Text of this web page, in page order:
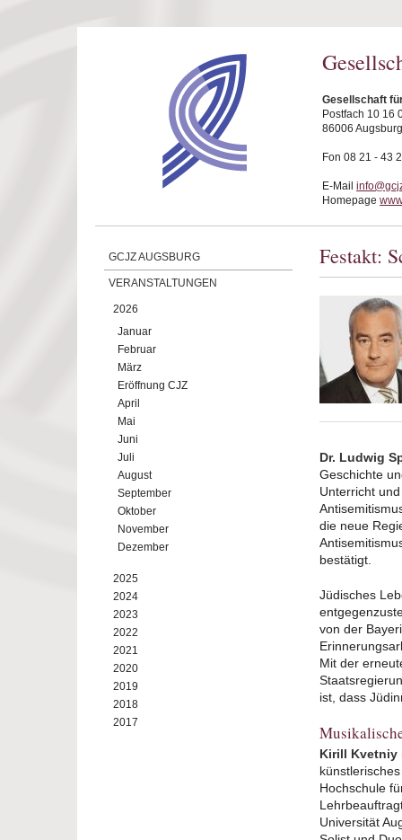
Gesellschaft
Postfach 10 16
86006 Augsburg
Fon 08 21 - 43
E-Mail
Homepage
GCJZ AUGSBURG
VERANSTALTUNGEN
2026
Januar
Februar
März
Eröffnung CJZ
April
Mai
Juni
Juli
August
September
Oktober
November
Dezember
2025
2024
2023
2022
2021
2020
2019
2018
2017
Festakt:
Dr. Ludwig
Geschichte
Unterricht
die neue
bestätigt.
Jüdisches
von der
Mit der
ist, dass
Kirill Kvetniy
Hochschule
Universität